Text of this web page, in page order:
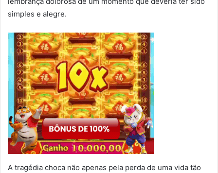
simples e alegre.
A tragédia choca não apenas pela perda de uma vida tão